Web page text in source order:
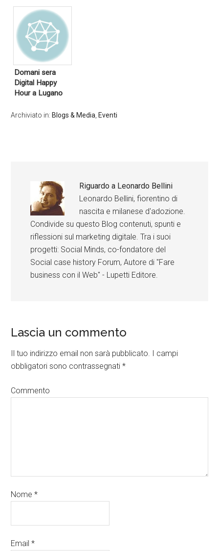
Domani sera
Digital Happy
Hour a Lugano
Archiviato in: Blogs & Media, Eventi
Riguardo a Leonardo Bellini
Leonardo Bellini, fiorentino di
nascita e milanese d'adozione.
Condivide su questo Blog contenuti, spunti e
riflessioni sul marketing digitale. Tra i suoi
progetti: Social Minds, co-fondatore del
Social case history Forum, Autore di "Fare
business con il Web" - Lupetti Editore.
Lascia un commento
Il tuo indirizzo email non sarà pubblicato. I campi
obbligatori sono contrassegnati*
Commento
Nome*
Email*